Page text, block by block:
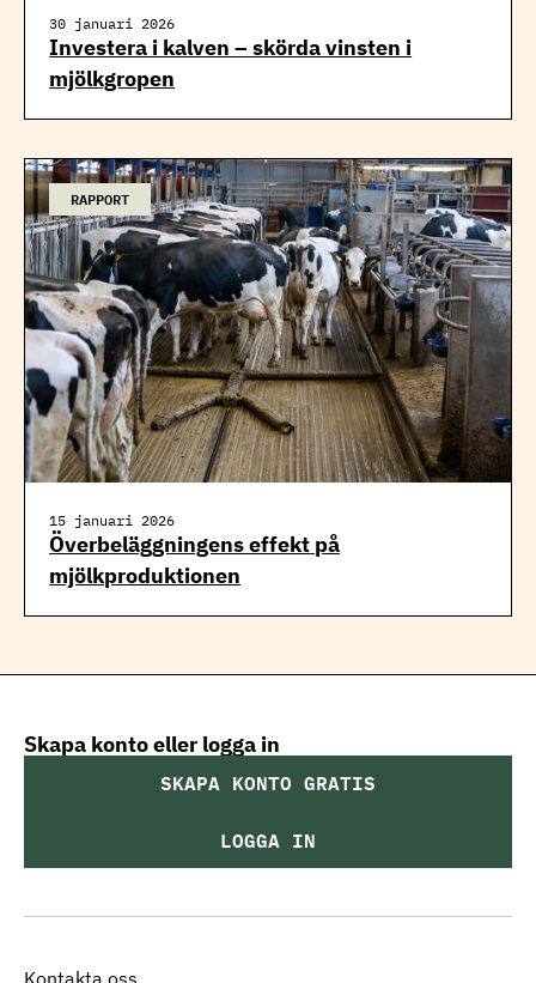
30 januari 2026
Investera i kalven – skörda vinsten i
mjölkgropen
RAPPORT
15 januari 2026
Överbeläggningens effekt på
mjölkproduktionen
Skapa konto eller logga in
SKAPA KONTO GRATIS
LOGGA IN